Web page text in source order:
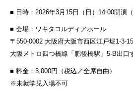
■ 日時：2026年3月15日（日）14:00開演（
■ 会場：ワキタコルディアホール
〒550-0002 大阪府大阪市西区江戸堀1-3-
大阪メトロ四つ橋線「肥後橋駅」5-B出口
■ 料金：3,000円（税込／全席自由）
※未就学児入場不可